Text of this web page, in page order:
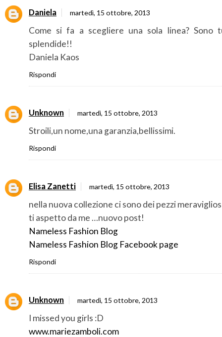
Daniela martedì, 15 ottobre, 2013
Come si fa a scegliere una sola linea? Sono
splendide!!
Daniela Kaos
Rispondi
Unknown martedì, 15 ottobre, 2013
Stroili,un nome,una garanzia,bellissimi.
Rispondi
Elisa Zanetti martedì, 15 ottobre, 2013
nella nuova collezione ci sono dei pezzi
ti aspetto da me …nuovo post!
Nameless Fashion Blog
Nameless Fashion Blog Facebook page
Rispondi
Unknown martedì, 15 ottobre, 2013
I missed you girls :D
www.mariezamboli.com